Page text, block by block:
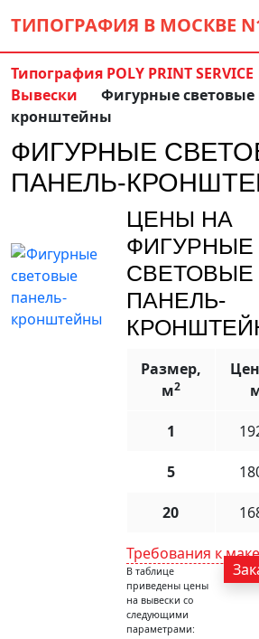
ТИПОГРАФИЯ В МОСКВЕ
Контакты: (5 метров от м.
info@ppsprint.ru 8
Типография POLY PRINT SERVICE
Вывески
Фигурные световые
кронштейны
ФИГУРНЫЕ
ПАНЕЛЬ-
ЦЕНЫ НА
ФИГУРНЫЕ
СВЕТОВЫЕ
ПАНЕЛЬ-
Размер,
м2
1
5
20
Требования к
В таблице
приведены цены
на вывески со
следующими
параметрами: